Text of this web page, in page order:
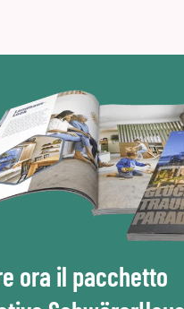
ora il pacchetto